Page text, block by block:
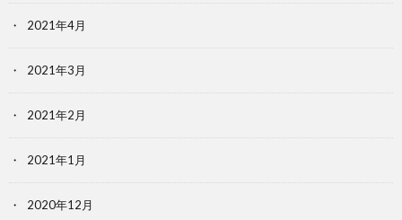
2021年4月
2021年3月
2021年2月
2021年1月
2020年12月